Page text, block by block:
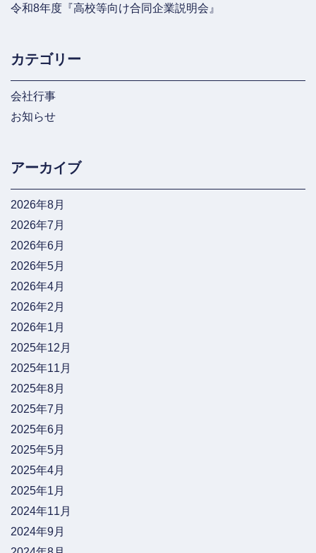
令和8年度『高校等向け合同企業説明会』
カテゴリー
会社行事
お知らせ
アーカイブ
2026年8月
2026年7月
2026年6月
2026年5月
2026年4月
2026年2月
2026年1月
2025年12月
2025年11月
2025年8月
2025年7月
2025年6月
2025年5月
2025年4月
2025年1月
2024年11月
2024年9月